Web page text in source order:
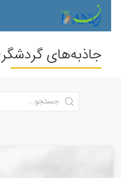
جاذبه‌های